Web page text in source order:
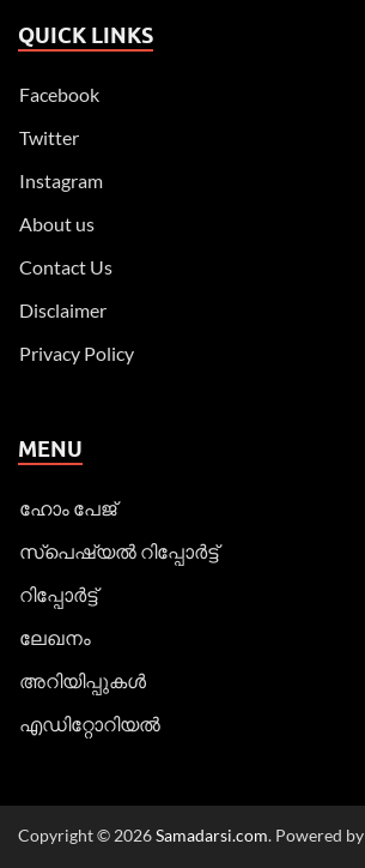
QUICK LINKS
Facebook
Twitter
Instagram
About us
Contact Us
Disclaimer
Privacy Policy
MENU
ഹോം പേജ്
സ്പെഷ്യൽ റിപ്പോര്‍ട്ട്
റിപ്പോര്‍ട്ട്
ലേഖനം
അറിയിപ്പുകള്‍
എഡിറ്റോറിയല്‍
Copyright © 2026Samadarsi.com. Powered by